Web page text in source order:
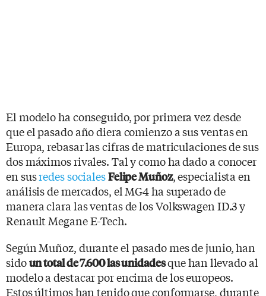
El modelo ha conseguido, por primera vez desde
que el pasado año diera comienzo a sus ventas en
Europa, rebasar las cifras de matriculaciones de sus
dos máximos rivales. Tal y como ha dado a conocer
en susredes socialesFelipe Muñoz, especialista en
análisis de mercados, el MG4 ha superado de
manera clara las ventas de los Volkswagen ID.3 y
Renault Megane E-Tech.
Según Muñoz, durante el pasado mes de junio, han
sidoun total de 7.600 las unidadesque han llevado al
modelo a destacar por encima de los europeos.
Estos últimos han tenido que conformarse, durante